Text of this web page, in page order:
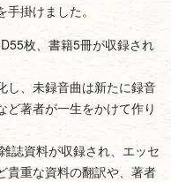
掛けました。
枚、書籍5冊が収録され
し、未録音曲は新たに録音
ど著者が一生をかけて作り
誌資料が収録され、エッセ
貴重な資料の翻訳や、著者